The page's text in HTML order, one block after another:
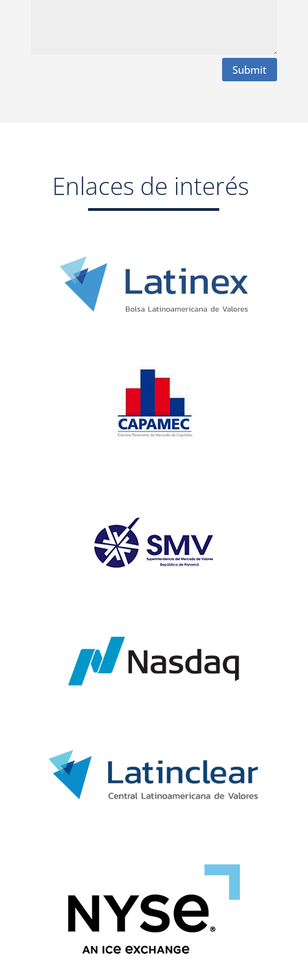
Submit
Enlaces de interés